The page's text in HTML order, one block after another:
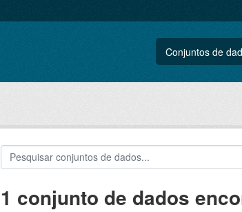
Conjuntos de
1 conjunto de dados